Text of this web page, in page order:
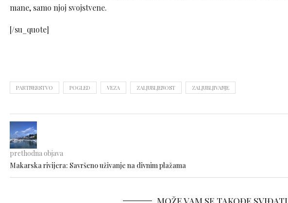
mane, samo njoj svojstvene.
[/su_quote]
PARTNERSTVO POGLED VEZA ZALJUBLJENOST ZALJUBLJIVANJE
prethodna objava
Makarska rivijera: Savršeno uživanje na divnim plažama